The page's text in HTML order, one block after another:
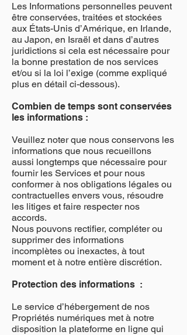
Les Informations personnelles peuvent
être conservées, traitées et stockées
aux États-Unis d’Amérique, en Irlande,
au Japon, en Israël et dans d’autres
juridictions si cela est nécessaire pour
la bonne prestation de nos services
et/ou si la loi l’exige (comme expliqué
plus en détail ci-dessous).
Combien de temps sont conservées
les informations :
Veuillez noter que nous conservons les
informations que nous recueillons
aussi longtemps que nécessaire pour
fournir les Services et pour nous
conformer à nos obligations légales ou
contractuelles envers vous, résoudre
les litiges et faire respecter nos
accords.
Nous pouvons rectifier, compléter ou
supprimer des informations
incomplètes ou inexactes, à tout
moment et à notre entière discrétion.
Protection des informations :
Le service d’hébergement de nos
Propriétés numériques met à notre
disposition la plateforme en ligne qui